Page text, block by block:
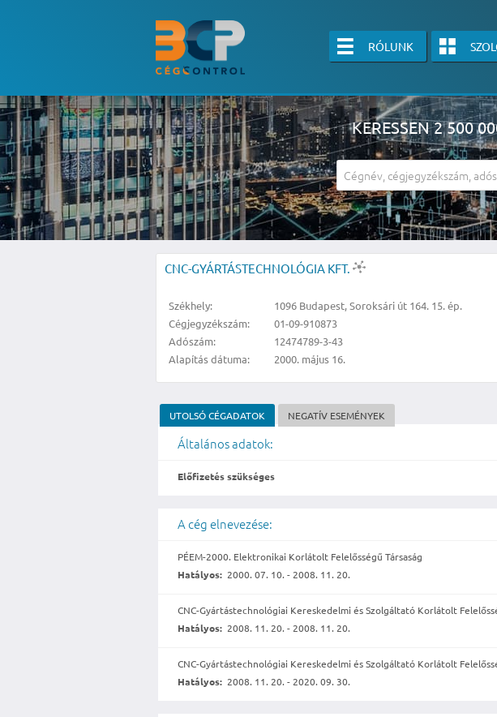
RÓLUNK
KERESSEN 2 500
A részletes kereső csak belépett felhasználók számára érhető
KÉRJEN
CNC-GYÁRTÁSTECHNOLÓGIA KFT.
Székhely:
1096 Budapest, Soroksári út 164. 15. ép.
Cégjegyzékszám:
01-09-910873
Adószám:
12474789-3-43
Alapítás dátuma:
2000. május 16.
UTOLSÓ CÉGADATOK NEGATÍV ESEMÉNYEK
Általános adatok:
Előfizetés szükséges
A cég elnevezése:
PÉEM-2000. Elektronikai Korlátolt Felelősségű Társaság
Hatályos: 2000. 07. 10. - 2008. 11. 20.
CNC-Gyártástechnológiai Kereskedelmi és Szolgáltató Korlátolt
Hatályos: 2008. 11. 20. - 2008. 11. 20.
CNC-Gyártástechnológiai Kereskedelmi és Szolgáltató Korlátolt
Hatályos: 2008. 11. 20. - 2020. 09. 30.